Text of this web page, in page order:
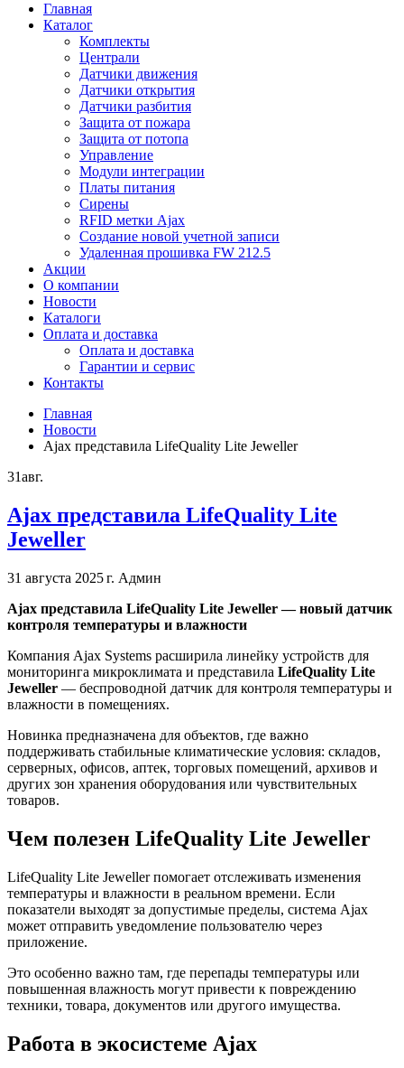
Главная
Каталог
Комплекты
Централи
Датчики движения
Датчики открытия
Датчики разбития
Защита от пожара
Защита от потопа
Управление
Модули интеграции
Платы питания
Сирены
RFID метки Ajax
Создание новой учетной записи
Удаленная прошивка FW 212.5
Акции
О компании
Новости
Каталоги
Оплата и доставка
Оплата и доставка
Гарантии и сервис
Контакты
Главная
Новости
Ajax представила LifeQuality Lite Jeweller
31авг.
Ajax представила LifeQuality Lite
Jeweller
31 августа 2025 г. Админ
Ajax представила LifeQuality Lite Jeweller — новый датчик
контроля температуры и влажности
Компания Ajax Systems расширила линейку устройств для
мониторинга микроклимата и представила LifeQuality Lite
Jeweller — беспроводной датчик для контроля температуры и
влажности в помещениях.
Новинка предназначена для объектов, где важно
поддерживать стабильные климатические условия: складов,
серверных, офисов, аптек, торговых помещений, архивов и
других зон хранения оборудования или чувствительных
товаров.
Чем полезен LifeQuality Lite Jeweller
LifeQuality Lite Jeweller помогает отслеживать изменения
температуры и влажности в реальном времени. Если
показатели выходят за допустимые пределы, система Ajax
может отправить уведомление пользователю через
приложение.
Это особенно важно там, где перепады температуры или
повышенная влажность могут привести к повреждению
техники, товара, документов или другого имущества.
Работа в экосистеме Ajax